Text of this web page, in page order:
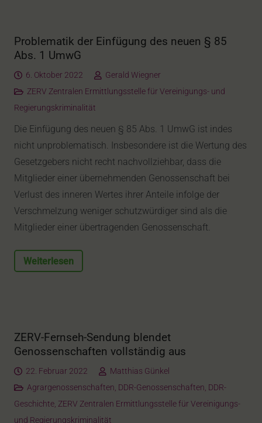
Problematik der Einfügung des neuen § 85
Abs. 1 UmwG
6. Oktober 2022
Gerald Wiegner
ZERV Zentralen Ermittlungsstelle für Vereinigungs- und
Regierungskriminalität
Die Einfügung des neuen § 85 Abs. 1 UmwG ist indes
nicht unproblematisch. Insbesondere ist die Wertung des
Gesetzgebers nicht recht nachvollziehbar, dass die
Mitglieder einer übernehmenden Genossenschaft bei
Verlust des inneren Wertes ihrer Anteile infolge der
Verschmelzung weniger schutzwürdiger sind als die
Mitglieder einer übertragenden Genossenschaft.
Weiterlesen
ZERV-Fernseh-Sendung blendet
Genossenschaften vollständig aus
22. Februar 2022
Matthias Günkel
Agrargenossenschaften, DDR-Genossenschaften, DDR-
Geschichte, ZERV Zentralen Ermittlungsstelle für Vereinigungs-
und Regierungskriminalität